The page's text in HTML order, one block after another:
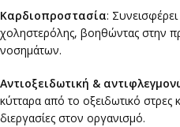
Καρδιοπροστασία:
χοληστερόλης, βοηθώντας στην
νοσημάτων.
Αντιοξειδωτική &
κύτταρα από το οξειδωτικό στρες
διεργασίες στον οργανισμό.